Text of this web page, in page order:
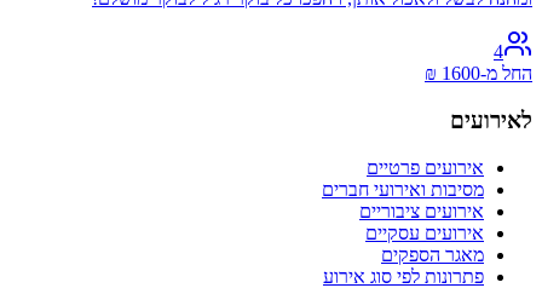
4
החל מ-1600
₪
לאירועים
אירועים פרטיים
מסיבות ואירועי חברים
אירועים ציבוריים
אירועים עסקיים
מאגר הספקים
פתרונות לפי סוג אירוע